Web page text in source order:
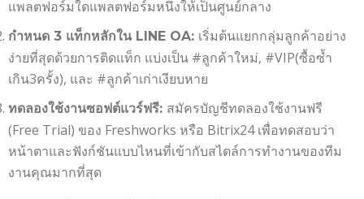
แพลตฟอร์มใดแพลตฟอร์มหนึ่งให้เป็นศูนย์กลาง
กำหนด 3 แท็กหลักใน LINE OA: เริ่มต้นแยกกลุ่มลูกค้าอย่าง
ง่ายที่สุดด้วยการติดแท็ก แบ่งเป็น #ลูกค้าใหม่, #VIP(ซื้อซ้ำ
เกิน3ครั้ง), และ #ลูกค้าเก่าเงียบหาย
ทดลองใช้งานซอฟต์แวร์ฟรี: สมัครบัญชีทดลองใช้งานฟรี
(Free Trial) ของ Freshworks หรือ Bitrix24 เพื่อทดสอบว่า
หน้าตาและฟังก์ชันแบบไหนที่เข้ากับสไตล์การทำงานของทีม
งานคุณมากที่สุด